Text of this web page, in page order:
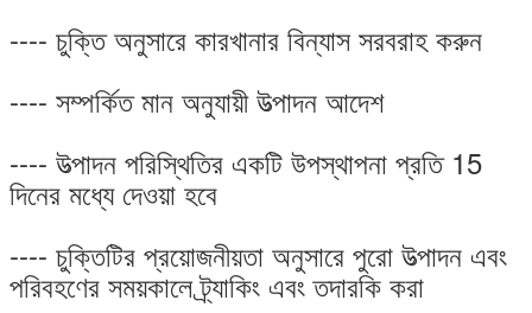
---- চুক্তি অনুসারে কারখানার বিন্যাস সরবরাহ করুন
---- সম্পর্কিত মান অনুযায়ী উত্পাদন আদেশ
---- উত্পাদন পরিস্থিতির একটি উপস্থাপনা প্রতি 15
দিনের মধ্যে দেওয়া হবে
---- চুক্তিটির প্রয়োজনীয়তা অনুসারে পুরো উত্পাদন এবং
পরিবহণের সময়কালে ট্র্যাকিং এবং তদারকি করা